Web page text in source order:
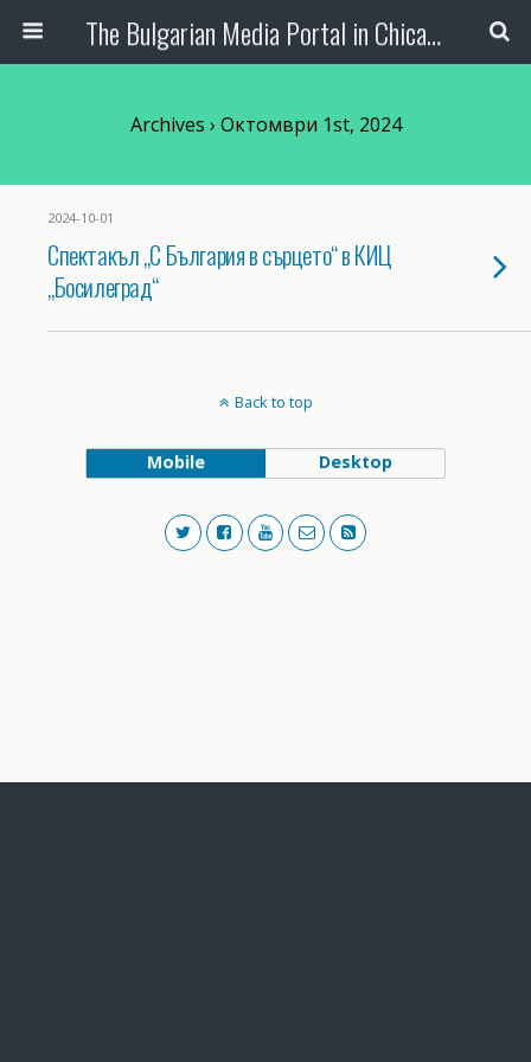
The Bulgarian Media Portal in Chicago
Archives › Октомври 1st, 2024
2024-10-01
Спектакъл „С България в сърцето“ в КИЦ
„Босилеград“
Back to top
Mobile Desktop